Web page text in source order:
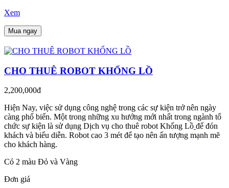
Xem
Mua ngay
CHO THUÊ ROBOT KHỔNG LỒ
2,200,000đ
Hiện Nay, việc sử dụng công nghệ trong các sự kiện trở nên ngày
càng phổ biến. Một trong những xu hướng mới nhất trong ngành tổ
chức sự kiện là sử dụng Dịch vụ cho thuê robot Khổng Lồ để đón
khách và biểu diễn. Robot cao 3 mét để tạo nên ấn tượng mạnh mẽ
cho khách hàng.
Có 2 màu Đỏ và Vàng
Đơn giá